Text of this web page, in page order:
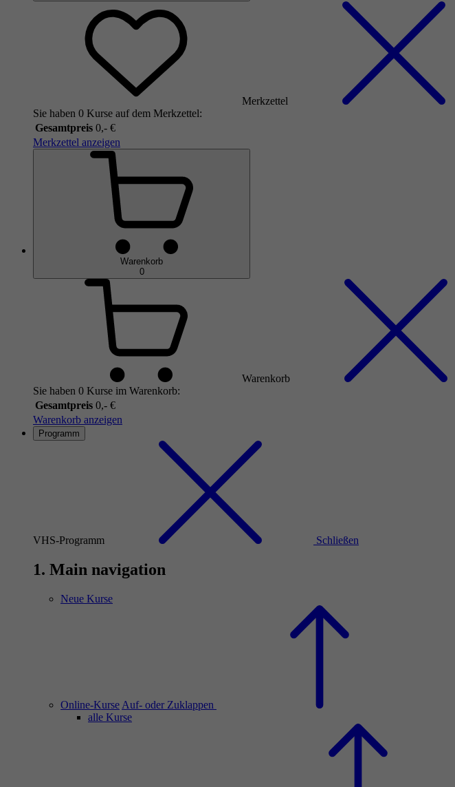
Merkzettel
Sie haben 0 Kurse auf dem Merkzettel:
Gesamtpreis 0,- €
Merkzettel anzeigen
Warenkorb
0
Warenkorb
Sie haben 0 Kurse im Warenkorb:
Gesamtpreis 0,- €
Warenkorb anzeigen
Programm
VHS-Programm Schließen
1. Main navigation
Neue Kurse
Online-Kurse Auf- oder Zuklappen
alle Kurse